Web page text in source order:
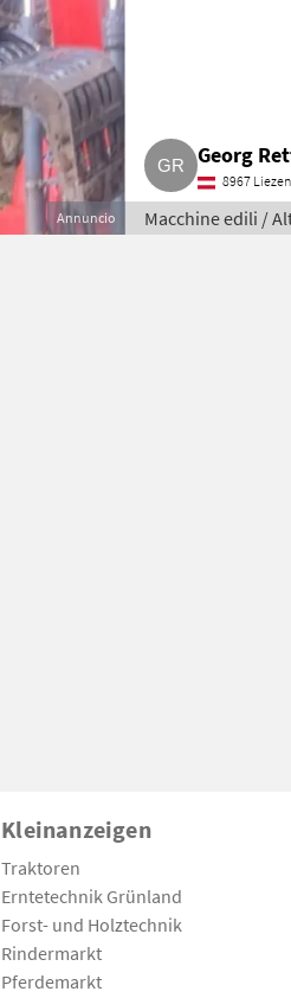
Annuncio
Georg
8967 Liezen
Macchine edili /
Kleinanzeigen
Traktoren
Erntetechnik Grünland
Forst- und Holztechnik
Rindermarkt
Pferdemarkt